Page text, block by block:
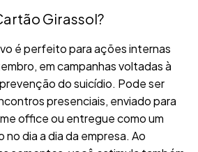
Girassol?
é perfeito para ações internas
em campanhas voltadas à
do suicídio. Pode ser
presenciais, enviado para
office ou entregue como um
dia a dia da empresa. Ao